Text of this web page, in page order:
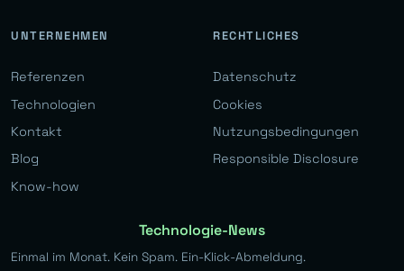
UNTERNEHMEN
Referenzen
Technologien
Kontakt
Blog
Know-how
RECHTLICHES
Datenschutz
Cookies
Nutzungsbedingungen
Responsible Disclosure
Technologie-News
Einmal im Monat. Kein Spam. Ein-Klick-Abmeldung.